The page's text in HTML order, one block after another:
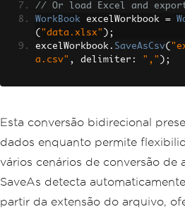
// Or load Excel and
WorkBook excelWorkbook =
( "data.xlsx" );
excelWorkbook . SaveAsCsv(
a.csv" , delimiter : "," );
Esta conversão bidirecional
dados enquanto permite
vários cenários de conversão de
SaveAs detecta
partir da extensão do arquivo,